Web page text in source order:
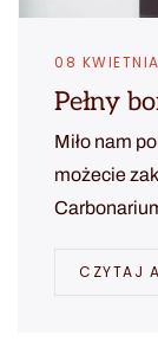
08
Pełny
Miło nam
możecie
CZYTAJ